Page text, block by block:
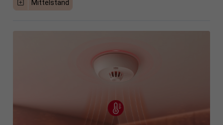
Mittelstand